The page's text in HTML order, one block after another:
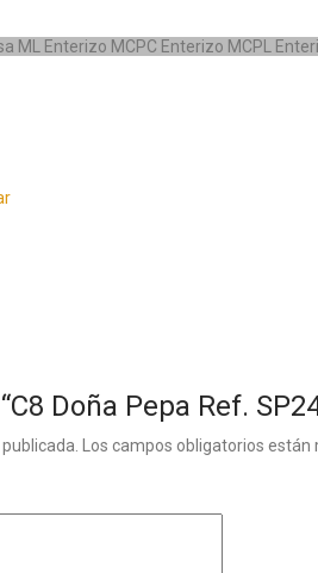
ML Enterizo MCPC Enterizo MCPL
Doña Pepa Ref.
Los campos obligatorios están